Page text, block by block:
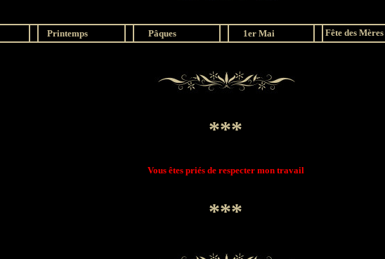
Printemps Pâques 1er Mai Fête des Mères
***
Vous êtes priés de respecter mon travail
***